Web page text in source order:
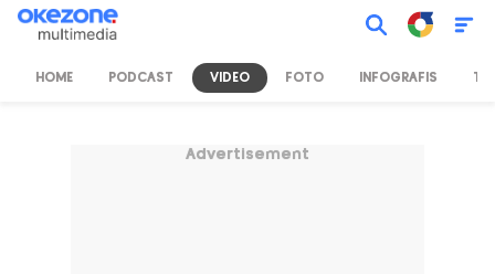
HOME PODCAST VIDEO FOTO INFOGRAFIS TV
Advertisement